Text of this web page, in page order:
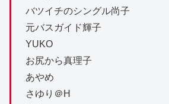
バツイチのシングル尚子
元バスガイド輝子
YUKO
お尻から真理子
あやめ
さゆり＠H